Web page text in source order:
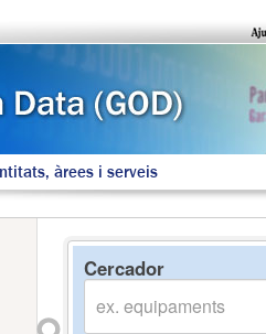
àrees i serveis
Cercador